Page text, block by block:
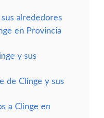
alrededores
en Provincia
y sus
de Clinge y sus
a Clinge en